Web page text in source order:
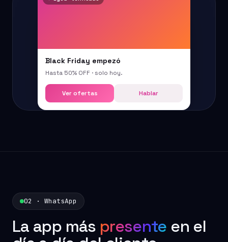
Black Friday empezó
Hasta 50% OFF · solo hoy.
Ver ofertas Hablar
02 · WhatsApp
La app más presente en el